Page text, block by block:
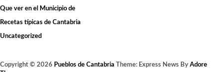
Que ver en el Municipio de
Recetas típicas de Cantabria
Uncategorized
Copyright © 2026 Pueblos de Cantabria Theme: Express News By Adore